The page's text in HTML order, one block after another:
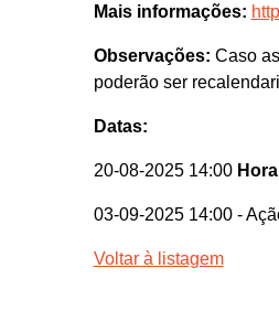
Mais informações:
Observações: Caso
poderão ser
Datas:
20-08-2025 14:00
03-09-2025 14:00 -
Voltar à listagem